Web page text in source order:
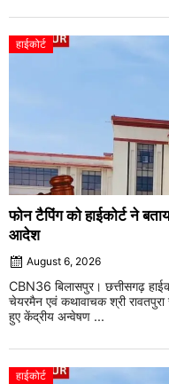
हाईकोर्ट
फोन टैपिंग को हाईकोर्ट ने
आदेश
August 6, 2026
CBN36 बिलासपुर। छत्तीसगढ़
चेयरमैन एवं कथावाचक श्री
हुए केंद्रीय अन्वेषण ...
हाईकोर्ट